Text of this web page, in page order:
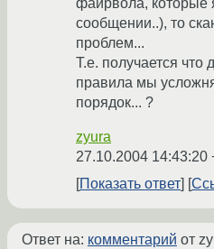
файрвола, которые
сообщении..), то
проблем...
Т.е. получается что
правила мы
порядок... ?
zyura
27.10.2004 14:43:20
Показать ответ
Ответ на: комментарий от